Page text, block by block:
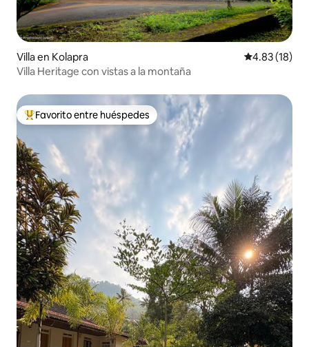
Villa en Kolapra Calificación
4.83 (18)
Villa Heritage con vistas a la montaña
Favorito entre huéspedes preferido
Favorito entre huéspedes